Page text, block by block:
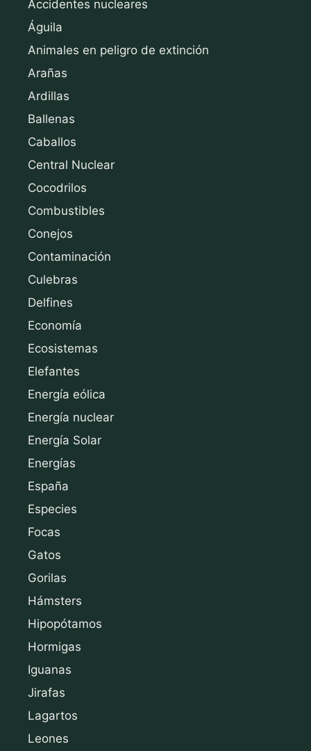
Accidentes nucleares
Águila
Animales en peligro de extinción
Arañas
Ardillas
Ballenas
Caballos
Central Nuclear
Cocodrilos
Combustibles
Conejos
Contaminación
Culebras
Delfines
Economía
Ecosistemas
Elefantes
Energía eólica
Energía nuclear
Energía Solar
Energías
España
Especies
Focas
Gatos
Gorilas
Hámsters
Hipopótamos
Hormigas
Iguanas
Jirafas
Lagartos
Leones